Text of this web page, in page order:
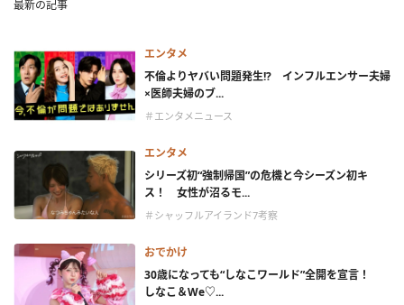
最新の記事
エンタメ
不倫よりヤバい問題発生!? インフルエンサー夫婦
×医師夫婦のブ...
＃エンタメニュース
エンタメ
シリーズ初“強制帰国”の危機と今シーズン初キ
ス！ 女性が沼るモ...
＃シャッフルアイランド7考察
おでかけ
30歳になっても“しなこワールド”全開を宣言！
しなこ＆We♡...